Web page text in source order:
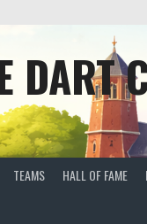
DART
TEAMS HALL OF FAME